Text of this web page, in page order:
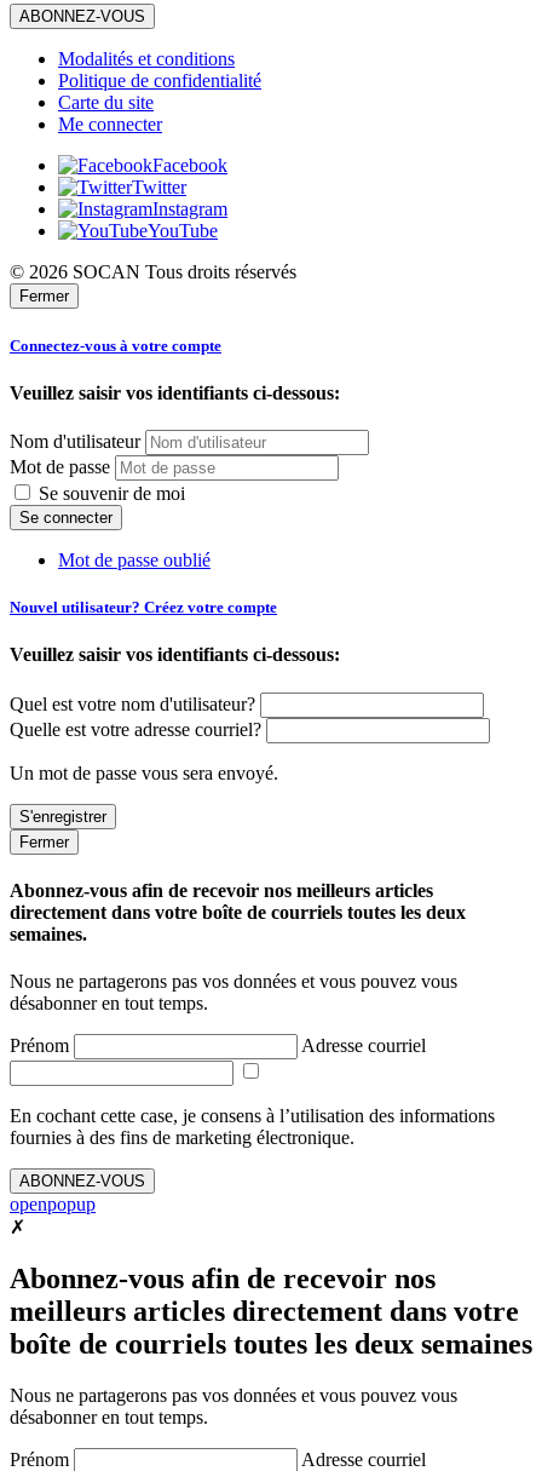
ABONNEZ-VOUS
Modalités et conditions
Politique de confidentialité
Carte du site
Me connecter
Facebook
Twitter
Instagram
YouTube
© 2026 SOCAN Tous droits réservés
Fermer
Connectez-vous à votre compte
Veuillez saisir vos identifiants ci-dessous:
Nom d'utilisateur
Mot de passe
Se souvenir de moi
Mot de passe oublié
Nouvel utilisateur? Créez votre compte
Veuillez saisir vos identifiants ci-dessous:
Quel est votre nom d'utilisateur?
Quelle est votre adresse courriel?
Un mot de passe vous sera envoyé.
Fermer
Abonnez-vous afin de recevoir nos meilleurs articles
directement dans votre boîte de courriels toutes les deux
semaines.
Nous ne partagerons pas vos données et vous pouvez vous
désabonner en tout temps.
Prénom Adresse courriel
En cochant cette case, je consens à l’utilisation des informations
fournies à des fins de marketing électronique.
ABONNEZ-VOUS
openpopup
✗
Abonnez-vous afin de recevoir nos
meilleurs articles directement dans votre
boîte de courriels toutes les deux semaines
Nous ne partagerons pas vos données et vous pouvez vous
désabonner en tout temps.
Prénom Adresse courriel